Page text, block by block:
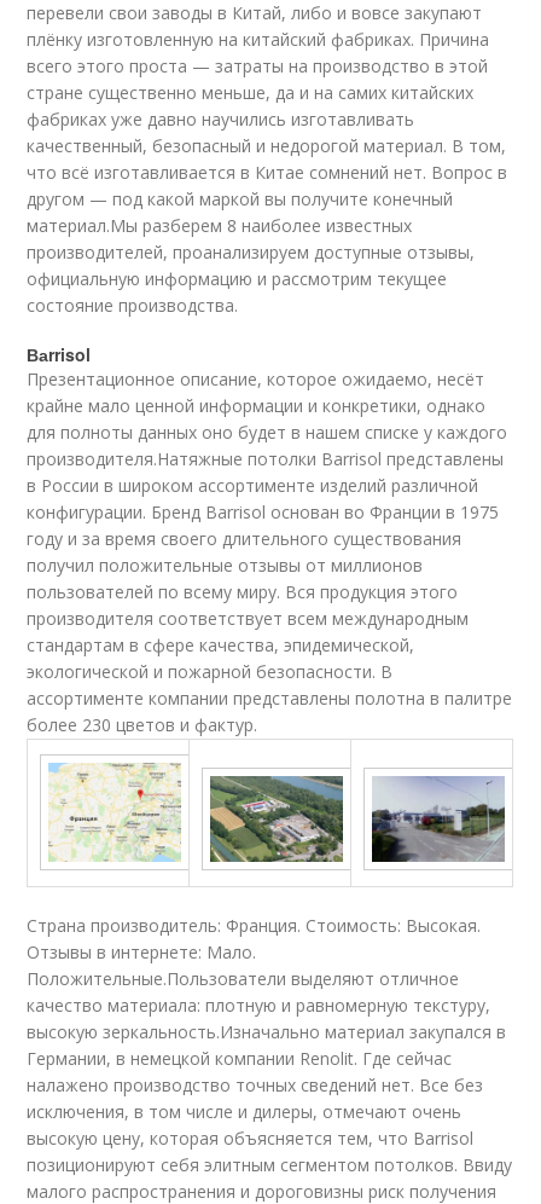
перевели свои заводы в Китай, либо и вовсе закупают
плёнку изготовленную на китайский фабриках. Причина
всего этого проста — затраты на производство в этой
стране существенно меньше, да и на самих китайских
фабриках уже давно научились изготавливать
качественный, безопасный и недорогой материал. В том,
что всё изготавливается в Китае сомнений нет. Вопрос в
другом — под какой маркой вы получите конечный
материал.Мы разберем 8 наиболее известных
производителей, проанализируем доступные отзывы,
официальную информацию и рассмотрим текущее
состояние производства.
Ваrrisol
Презентационное описание, которое ожидаемо, несёт
крайне мало ценной информации и конкретики, однако
для полноты данных оно будет в нашем списке у каждого
производителя.Натяжные потолки Ваrrisol представлены
в России в широком ассортименте изделий различной
конфигурации. Бренд Ваrrisol основан во Франции в 1975
году и за время своего длительного существования
получил положительные отзывы от миллионов
пользователей по всему миру. Вся продукция этого
производителя соответствует всем международным
стандартам в сфере качества, эпидемической,
экологической и пожарной безопасности. В
ассортименте компании представлены полотна в палитре
более 230 цветов и фактур.
Страна производитель: Франция. Стоимость: Высокая.
Отзывы в интернете: Мало.
Положительные.Пользователи выделяют отличное
качество материала: плотную и равномерную текстуру,
высокую зеркальность.Изначально материал закупался в
Германии, в немецкой компании Renolit. Где сейчас
налажено производство точных сведений нет. Все без
исключения, в том числе и дилеры, отмечают очень
высокую цену, которая объясняется тем, что Ваrrisol
позиционируют себя элитным сегментом потолков. Ввиду
малого распространения и дороговизны риск получения